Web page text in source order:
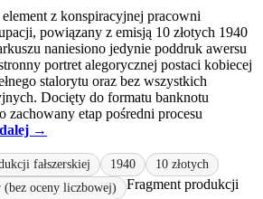
z konspiracyjnej pracowni
powiązany z emisją 10 złotych 1940
naniesiono jedynie poddruk awersu
portret alegorycznej postaci kobiecej
stalorytu oraz bez wszystkich
Docięty do formatu banknotu
zachowany etap pośredni procesu
→
fałszerskiej 1940
10 złotych
oceny liczbowej)
Fragment produkcji